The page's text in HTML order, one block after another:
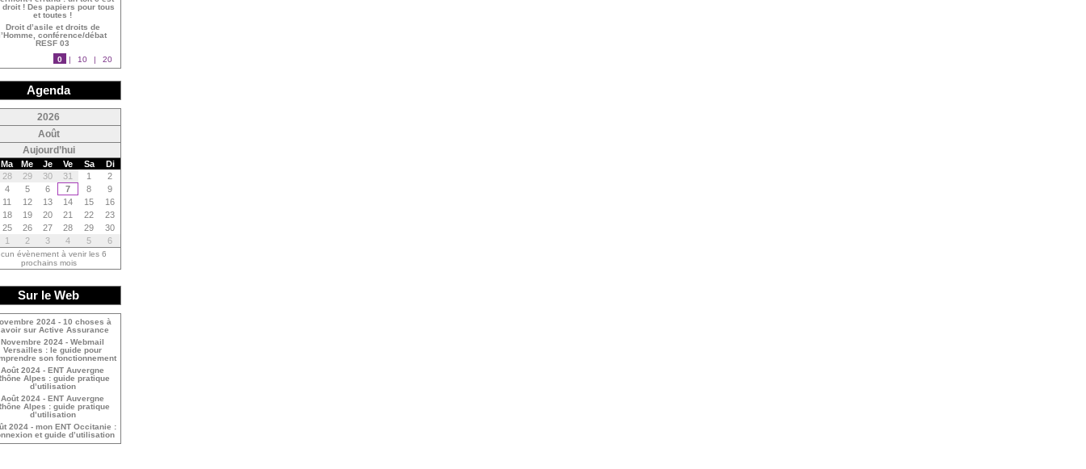
droit ! Des papiers pour tous
et toutes !
Droit d’asile et droits de
conférence/débat
RESF 03
0
| 10 | 20
Agenda
2026
Août
Aujourd’hui
Ma Me Je Ve Sa
Di
28
29 30 31 1
2
4
5 6 7 8
9
11
12 13 14 15
16
18
19 20 21 22
23
25
26 27 28 29
30
1
2 3 4 5 6
évènement à venir les 6
prochains mois
Sur le Web
2024 - 10 choses à
sur Active Assurance
Novembre 2024 - Webmail
Versailles : le guide pour
son fonctionnement
Août 2024 - ENT Auvergne
Alpes : guide pratique
d’utilisation
Août 2024 - ENT Auvergne
Alpes : guide pratique
d’utilisation
2024 - mon ENT Occitanie :
et guide d’utilisation